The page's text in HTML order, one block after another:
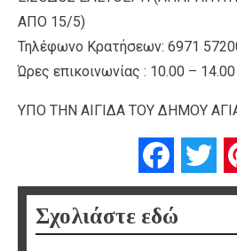
ΑΠΟ 15/5)
Τηλέφωνο Κρατήσεων: 6971
Ώρες επικοινωνίας : 10.00 –
ΥΠΟ ΤΗΝ ΑΙΓΙΔΑ ΤΟΥ ΔΗΜΟΥ
Facebook
Σχολιάστε εδώ